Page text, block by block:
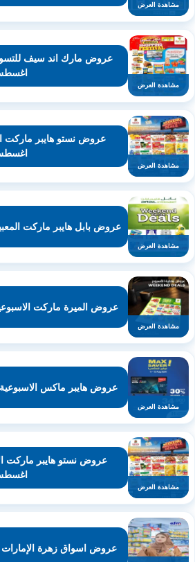
مشاهدة العرض
مشاهدة العرض
مشاهدة العرض
مشاهدة العرض
عروض بابل هايبر ماركت المعبيلة من 6
مشاهدة العرض
عروض الميرة ماركت الاسبوعية من 6
مشاهدة العرض
عروض هايبر ماكس الاسبوعية من 6 حتى
مشاهدة العرض
عروض اسواق زهرة الإمارات